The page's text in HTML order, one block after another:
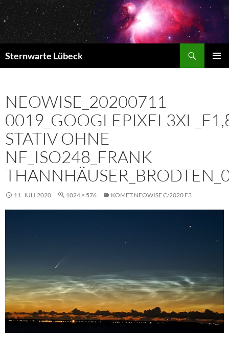
Zum
Inhalt
springen
Sternwarte Lübeck
NEOWISE_20200711-
STATIV OHNE
NF_ISO248_FRANK
11. JULI 2020 1024 × 576 KOMET NEOWISE C/2020 F3